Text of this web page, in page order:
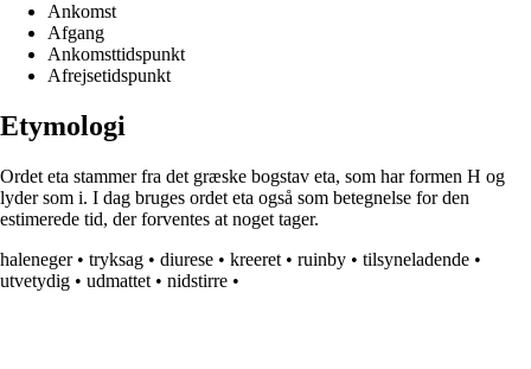
Ankomst
Afgang
Ankomsttidspunkt
Afrejsetidspunkt
Etymologi
Ordet eta stammer fra det græske bogstav eta, som har formen Η og
lyder som i. I dag bruges ordet eta også som betegnelse for den
estimerede tid, der forventes at noget tager.
haleneger• tryksag • diurese • kreeret • ruinby • tilsyneladende •
utvetydig • udmattet • nidstirre •